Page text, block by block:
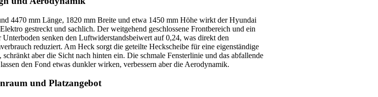
4470 mm Länge, 1820 mm Breite und etwa 1450 mm Höhe wirkt der Hyundai
gestreckt und sachlich. Der weitgehend geschlossene Frontbereich und ein
Unterboden senken den Luftwiderstandsbeiwert auf 0,24, was direkt den
reduziert. Am Heck sorgt die geteilte Heckscheibe für eine eigenständige
schränkt aber die Sicht nach hinten ein. Die schmale Fensterlinie und das abfallende
den Fond etwas dunkler wirken, verbessern aber die Aerodynamik.
und Platzangebot